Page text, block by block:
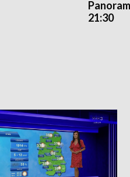
21:30